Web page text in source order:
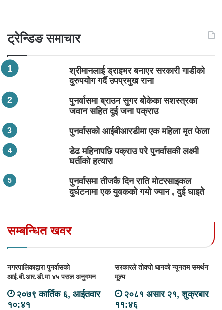
ट्रेन्डिङ समाचार
श्रीमानलाई ड्राइभर बनाएर सरकारी गाडीको
दुरुपयोग गर्दै उपप्रमुख राना
पुनर्वासमा ब्राउन सुगर बोकेका सशस्त्रका
जवान सहित दुई जना पक्राउ
पुनर्वासको आईबीआरडीमा एक महिला मृत फेला
डेढ महिनापछि पक्राउ परे पुनर्वासकी लक्ष्मी
घर्तीको हत्यारा
पुनर्वासमा तीजकै दिन राति मोटरसाइकल
दुर्घटनामा एक युवकको गयो ज्यान , दुई घाइते
सम्बन्धित खवर
नगरपालिकाद्वारा पुनर्वासको
आई.बी.आर.डी.मा ४५ पसल अनुगमन
२०७९ कार्तिक ६, आईतवार
१०:४१
सरकारले तोक्यो धानको न्यूनतम समर्थन
मूल्य
२०८१ असार २१, शुक्रबार
११:४६